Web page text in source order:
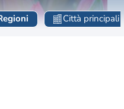
Città principali